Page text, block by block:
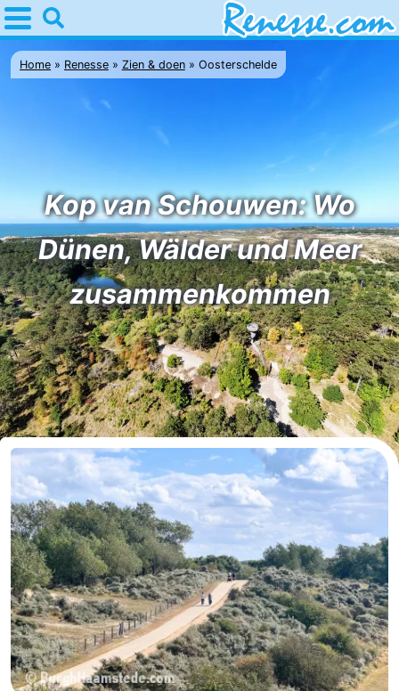
Home
Renesse
Appartements
-
Port
Greve
-
Zeeuwse
Kust
Campingplätze
Ferienhäuser
-
Buitenheem
-
De
Oase
-
Duinoord
-
Ginsterveld
-
Julianahoeve
-
Livingstone
-
Home Renesse Zien & doen Oosterschelde
Kop van Schouwen: Wo
Dünen, Wälder und Meer
zusammenkommen